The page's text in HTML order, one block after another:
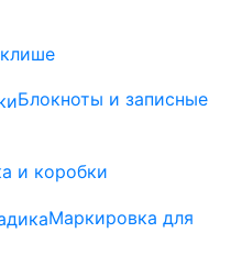
Блокноты и записные
и коробки
Маркировка для